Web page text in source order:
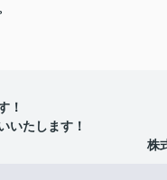
！
いたします！
株